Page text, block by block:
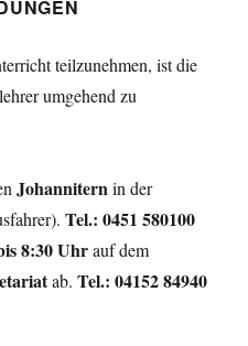
teilzunehmen, ist die
umgehend zu
Johanniternin der
Tel.: 0451 580100
8:30 Uhrauf dem
ab.Tel.: 04152 84940